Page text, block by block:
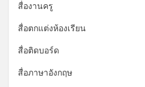
สื่องานครู
สื่อตกแต่งห้องเรียน
สื่อติดบอร์ด
สื่อภาษาอังกฤษ